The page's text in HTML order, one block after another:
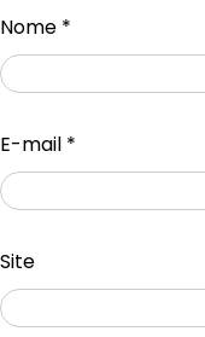
Nome *
E-mail *
Site